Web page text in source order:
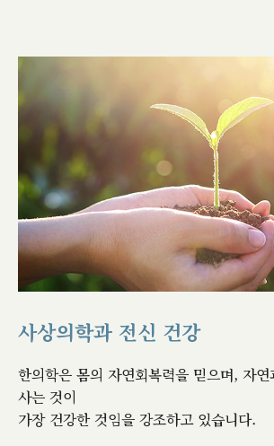
사상의학과 전신 건강
한의학은 몸의 자연회복력을 믿으며, 자
사는 것이
가장 건강한 것임을 강조하고 있습니다.